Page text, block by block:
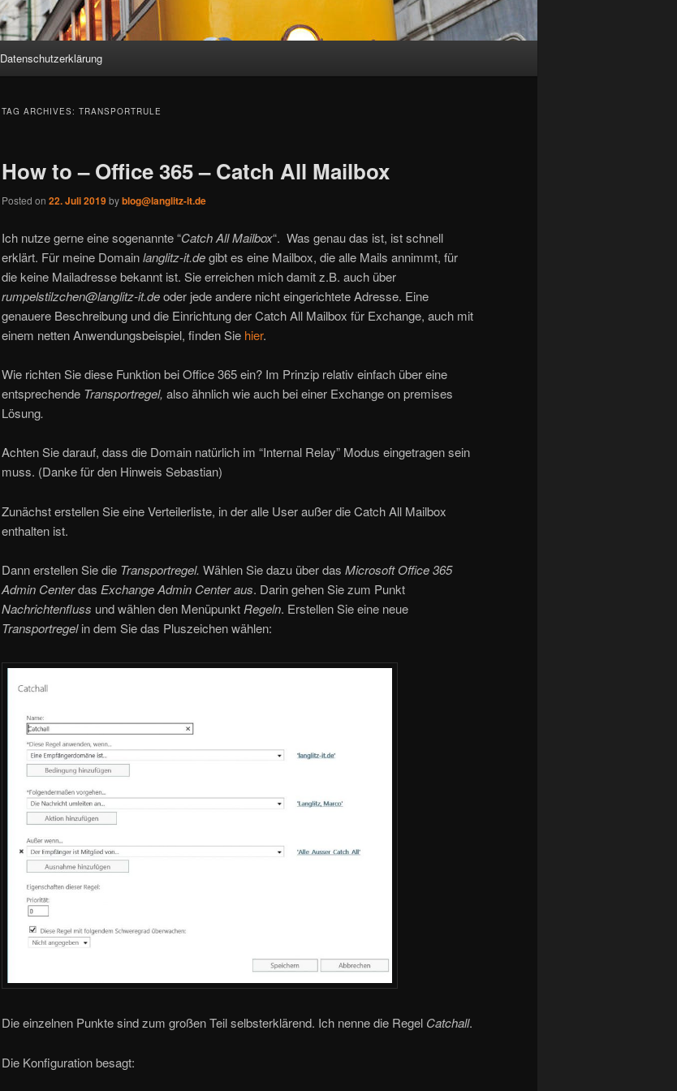
Datenschutzerklärung
TAG ARCHIVES: TRANSPORTRULE
How to – Office 365 – Catch All Mailbox
Posted on 22. Juli 2019byblog@langlitz-it.de
Ich nutze gerne eine sogenannte “Catch All Mailbox“. Was genau das ist, ist schnell
erklärt. Für meine Domainlanglitz-it.degibt es eine Mailbox, die alle Mails annimmt, für
die keine Mailadresse bekannt ist. Sie erreichen mich damit z.B. auch über
rumpelstilzchen@langlitz-it.deoder jede andere nicht eingerichtete Adresse. Eine
genauere Beschreibung und die Einrichtung der Catch All Mailbox für Exchange, auch mit
einem netten Anwendungsbeispiel, finden Sie hier.
Wie richten Sie diese Funktion bei Office 365 ein? Im Prinzip relativ einfach über eine
entsprechende Transportregel, also ähnlich wie auch bei einer Exchange on premises
Lösung.
Achten Sie darauf, dass die Domain natürlich im “Internal Relay” Modus eingetragen sein
muss. (Danke für den Hinweis Sebastian)
Zunächst erstellen Sie eine Verteilerliste, in der alle User außer die Catch All Mailbox
enthalten ist.
Dann erstellen Sie die Transportregel. Wählen Sie dazu über das Microsoft Office 365
Admin Centerdas Exchange Admin Center aus. Darin gehen Sie zum Punkt
Nachrichtenfluss und wählen den Menüpunkt Regeln. Erstellen Sie eine neue
Transportregelin dem Sie das Pluszeichen wählen:
Die einzelnen Punkte sind zum großen Teil selbsterklärend. Ich nenne die Regel Catchall.
Die Konfiguration besagt: